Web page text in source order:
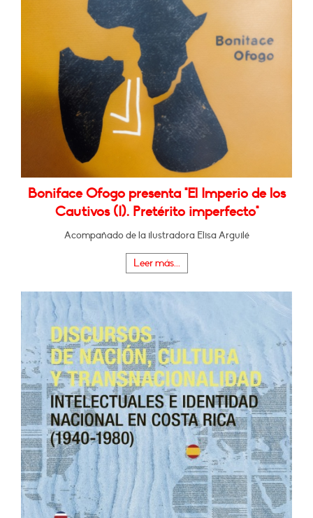
Boniface Ofogo presenta "El Imperio de los
Cautivos (I). Pretérito imperfecto"
Acompañado de la ilustradora Elisa Arguilé
Leer más...